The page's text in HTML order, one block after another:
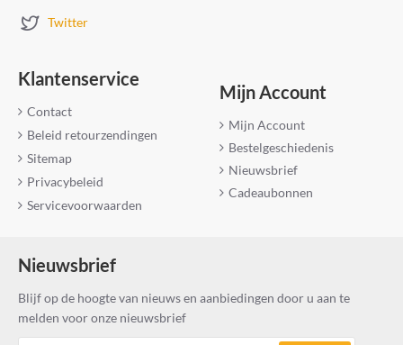
Twitter
Klantenservice
Contact
Beleid retourzendingen
Sitemap
Privacybeleid
Servicevoorwaarden
Mijn Account
Mijn Account
Bestelgeschiedenis
Nieuwsbrief
Cadeaubonnen
Nieuwsbrief
Blijf op de hoogte van nieuws en aanbiedingen door u aan te
melden voor onze nieuwsbrief